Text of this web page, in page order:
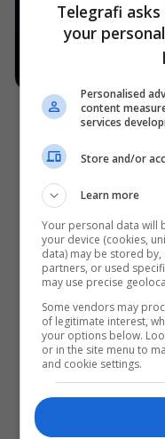
Telegrafi
your
Personalised
content
services
Store and/or
Learn more
Your personal data will
your device (cookies,
data) may be stored
partners, or used
may use precise
Some vendors may
of legitimate interest,
your options below.
or in the site menu to
and cookie settings.